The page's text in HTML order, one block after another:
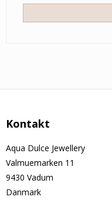
Kontakt
Aqua Dulce Jewellery
Valmuemarken 11
9430 Vadum
Danmark